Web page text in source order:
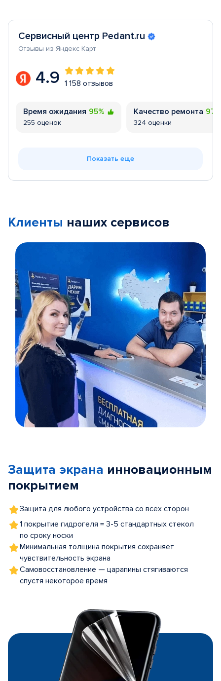
Сервисный центр Pedant.ru
Отзывы из Яндекс Карт
4.9 1 158 отзывов
Время ожидания 95%
255 оценок
Качество ремонта
324 оценки
Показать еще
Клиенты наших сервисов
5
Защита экрана инновационным
покрытием
Защита для любого устройства со всех сторон
1 покрытие гидрогеля = 3-5 стандартных стекол
по сроку носки
Минимальная толщина покрытия сохраняет
чувствительность экрана
Самовосстановление — царапины стягиваются
спустя некоторое время